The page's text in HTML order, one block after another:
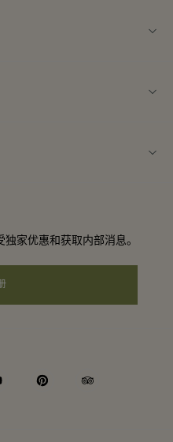
家优惠和获取内部消息。
pinterest tripadvisor